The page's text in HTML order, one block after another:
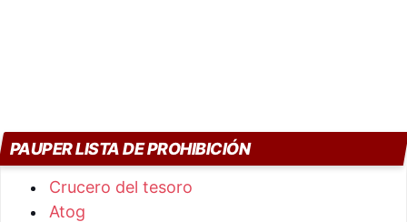
PAUPER LISTA DE PROHIBICIÓN
Crucero del tesoro
Atog